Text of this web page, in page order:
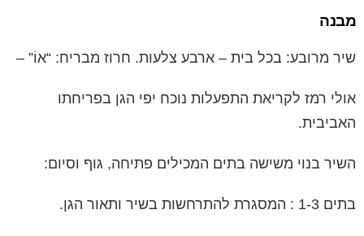
מבנה
שיר מרובע: בכל בית – ארבע צלעות. חרוז מבריח: “אוֹ” –
אולי רמז לקריאת התפעלות נוכח יפי הגן בפריחתו
האביבית.
השיר בנוי משישה בתים המכילים פתיחה, גוף וסיום:
בתים 1-3 : המסגרת להתרחשות בשיר ותאור הגן.